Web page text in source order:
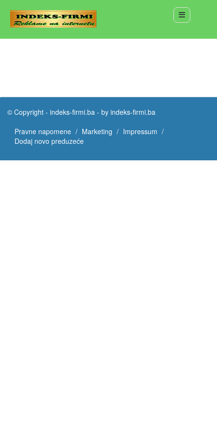
© Copyright - indeks-firmi.ba - by indeks-firmi.ba
Pravne napomene
Marketing
Impressum
Dodaj novo preduzeće